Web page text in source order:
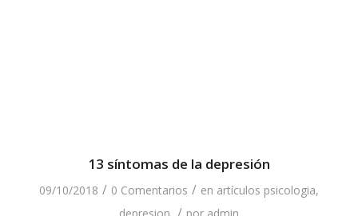
13 síntomas de la depresión
09/10/2018 / 0 Comentarios / en artículos psicologia,